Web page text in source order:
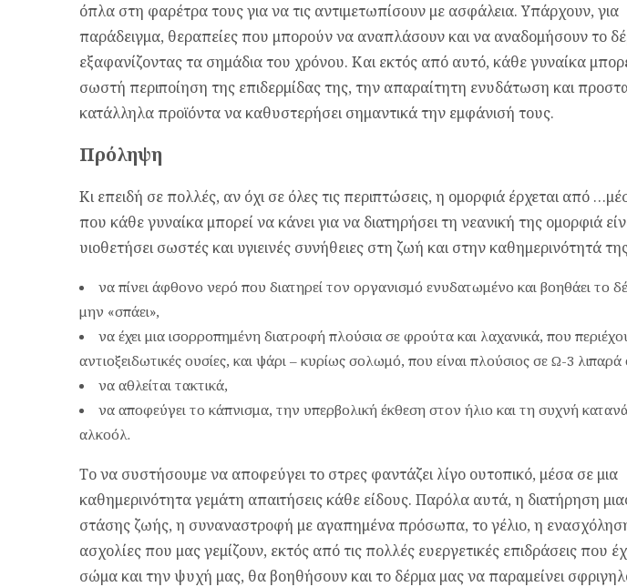
όπλα στη φαρέτρα τους για να τις αντιμετωπίσουν με ασφάλεια. Υπάρχουν, για
παράδειγμα, θεραπείες που μπορούν να αναπλάσουν και να αναδομήσουν το
εξαφανίζοντας τα σημάδια του χρόνου. Και εκτός από αυτό, κάθε γυναίκα
σωστή περιποίηση της επιδερμίδας της, την απαραίτητη ενυδάτωση και
κατάλληλα προϊόντα να καθυστερήσει σημαντικά την εμφάνισή τους.
Πρόληψη
Κι επειδή σε πολλές, αν όχι σε όλες τις περιπτώσεις, η ομορφιά έρχεται από
που κάθε γυναίκα μπορεί να κάνει για να διατηρήσει τη νεανική της ομορφιά
υιοθετήσει σωστές και υγιεινές συνήθειες στη ζωή και στην καθημερινότητά
να πίνει άφθονο νερό που διατηρεί τον οργανισμό ενυδατωμένο και βοηθάει το
μην «σπάει»,
να έχει μια ισορροπημένη διατροφή πλούσια σε φρούτα και λαχανικά, που
αντιοξειδωτικές ουσίες, και ψάρι – κυρίως σολωμό, που είναι πλούσιος σε Ω-3 λιπαρά
να αθλείται τακτικά,
να αποφεύγει το κάπνισμα, την υπερβολική έκθεση στον ήλιο και τη συχνή
αλκοόλ.
Το να συστήσουμε να αποφεύγει το στρες φαντάζει λίγο ουτοπικό, μέσα σε μια
καθημερινότητα γεμάτη απαιτήσεις κάθε είδους. Παρόλα αυτά, η διατήρηση
στάσης ζωής, η συναναστροφή με αγαπημένα πρόσωπα, το γέλιο, η
ασχολίες που μας γεμίζουν, εκτός από τις πολλές ευεργετικές επιδράσεις που
σώμα και την ψυχή μας, θα βοηθήσουν και το δέρμα μας να παραμείνει